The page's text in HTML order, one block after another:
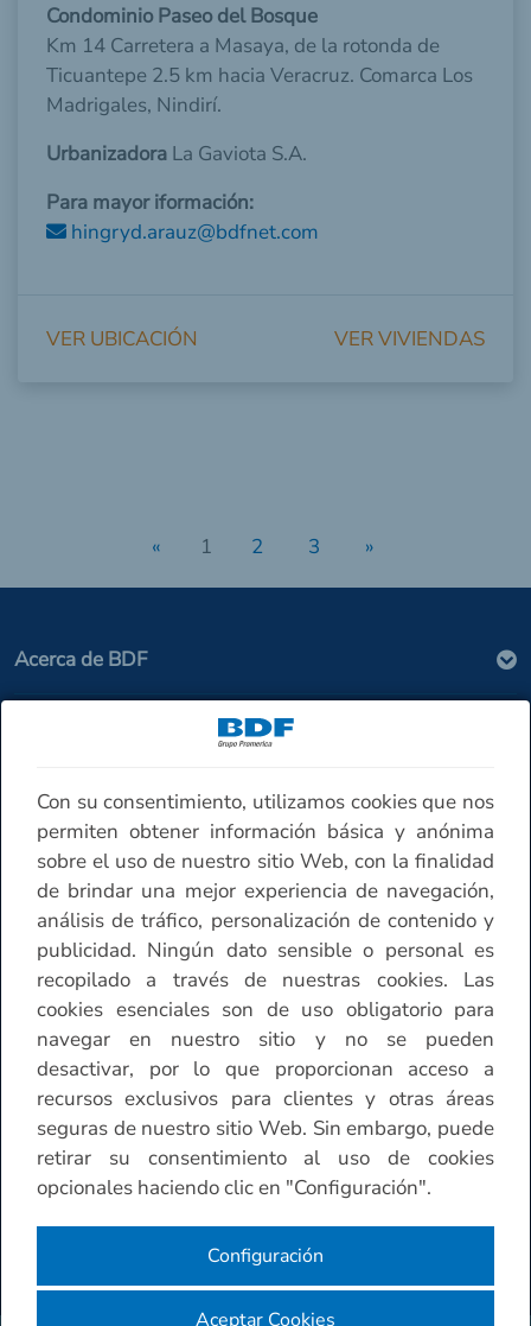
Condominio Paseo del Bosque
Km 14 Carretera a Masaya, de la rotonda de
Ticuantepe 2.5 km hacia Veracruz. Comarca Los
Madrigales, Nindirí.
Urbanizadora La Gaviota S.A.
Para mayor iformación:
hingryd.arauz@bdfnet.com
VER UBICACIÓN VER VIVIENDAS
« 1 2 3 »
Con su consentimiento, utilizamos cookies que nos
permiten obtener información básica y anónima
sobre el uso de nuestro sitio Web, con la finalidad
de brindar una mejor experiencia de navegación,
análisis de tráfico, personalización de contenido y
publicidad. Ningún dato sensible o personal es
recopilado a través de nuestras cookies. Las
cookies esenciales son de uso obligatorio para
navegar en nuestro sitio y no se pueden
desactivar, por lo que proporcionan acceso a
recursos exclusivos para clientes y otras áreas
seguras de nuestro sitio Web. Sin embargo, puede
retirar su consentimiento al uso de cookies
opcionales haciendo clic en "Configuración".
Configuración
Acerca de BDF
Contáctenos
Horario de atención Sucursales
Otros